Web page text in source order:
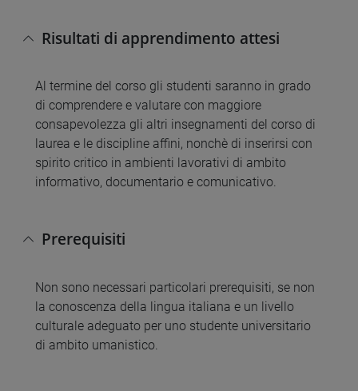
Risultati di apprendimento attesi
Al termine del corso gli studenti saranno in grado
di comprendere e valutare con maggiore
consapevolezza gli altri insegnamenti del corso di
laurea e le discipline affini, nonchè di inserirsi con
spirito critico in ambienti lavorativi di ambito
informativo, documentario e comunicativo.
Prerequisiti
Non sono necessari particolari prerequisiti, se non
la conoscenza della lingua italiana e un livello
culturale adeguato per uno studente universitario
di ambito umanistico.